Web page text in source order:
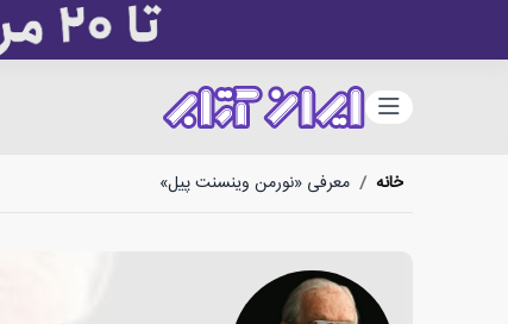
دسته‌بندی
خانه / معرفی «نورمن وینسنت پیل»